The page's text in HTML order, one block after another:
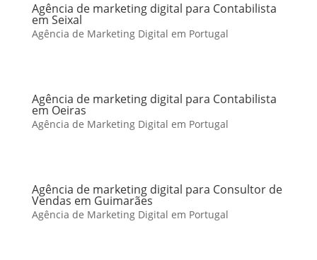
Agência de marketing digital para Contabilista
em Seixal
Agência de Marketing Digital em Portugal
Agência de marketing digital para Contabilista
em Oeiras
Agência de Marketing Digital em Portugal
Agência de marketing digital para Consultor de
Vendas em Guimarães
Agência de Marketing Digital em Portugal